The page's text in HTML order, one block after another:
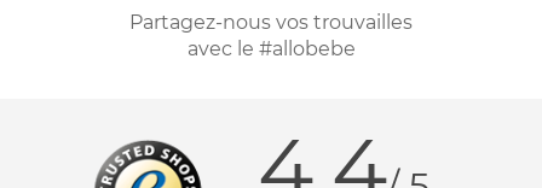
Partagez-nous vos trouvailles
avec le #allobebe